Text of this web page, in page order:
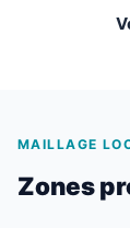
MAILLAGE
Zones